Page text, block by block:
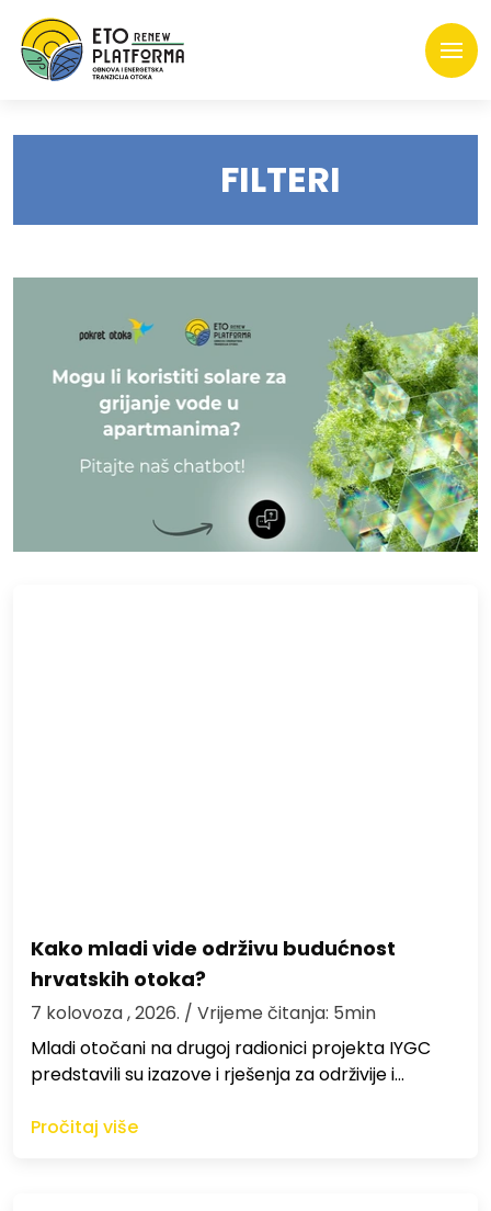
FILTERI
Kako mladi vide održivu budućnost
hrvatskih otoka?
7 kolovoza , 2026. / Vrijeme čitanja: 5min
Mladi otočani na drugoj radionici projekta IYGC
predstavili su izazove i rješenja za održivije i…
Pročitaj više